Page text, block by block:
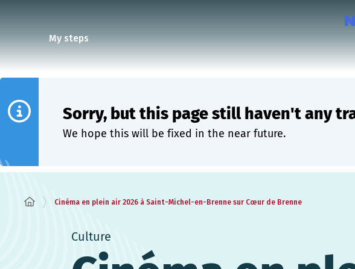
My steps
Sorry, but this page still haven't any
We hope this will be fixed in the near future.
Cinéma en plein air 2026 à Saint-Michel-en-Brenne sur Cœur de Brenne
Culture